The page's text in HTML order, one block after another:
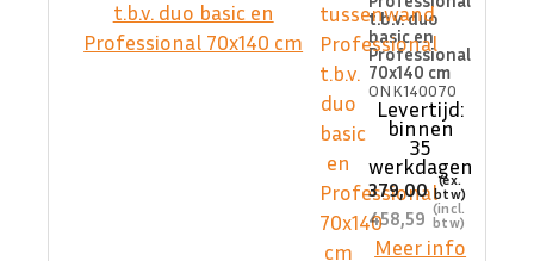
t.b.v. duo
basic en
Professional
70x140 cm
ONK140070
Levertijd:
binnen
35
werkdagen
379,00
458,59
Meer info